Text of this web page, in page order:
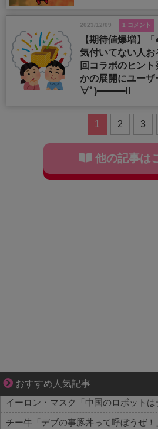
2023/12/09 1 コメント
【期待値爆増】
気付いてない人
回コラボのヒン
かの展開にユー
∀ﾟ)━━━!!
1 2 3
他の記事は
おすすめ人気記事
分かり合えているはずの夫が、一番遠